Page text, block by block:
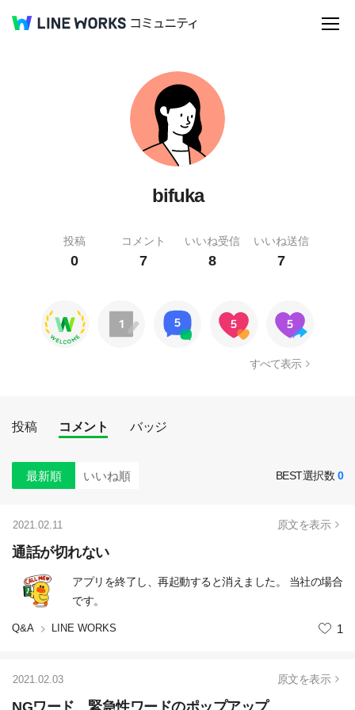
bifuka
投稿
0
コメント
7
いいね受信
8
いいね送信
7
すべて表示
投稿 コメント バッジ
最新順 いいね順 BEST選択数 0
原文を表示
通話が切れない
アプリを終了し、再起動すると消えました。 当社の場合
です。
Q&A LINE WORKS
2021.02.11
いいね
1
原文を表示
NGワード、緊急性ワードのポップアップ
2021.02.03